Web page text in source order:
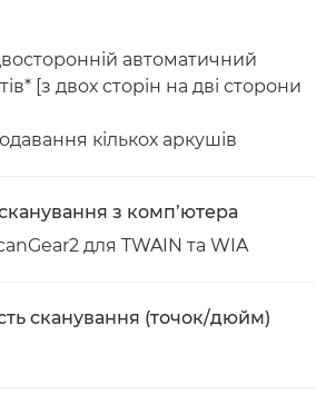
автоматичний
[з двох сторін на дві сторони
кількох аркушів
з комп’ютера
для TWAIN та WIA
сканування (точок/дюйм)